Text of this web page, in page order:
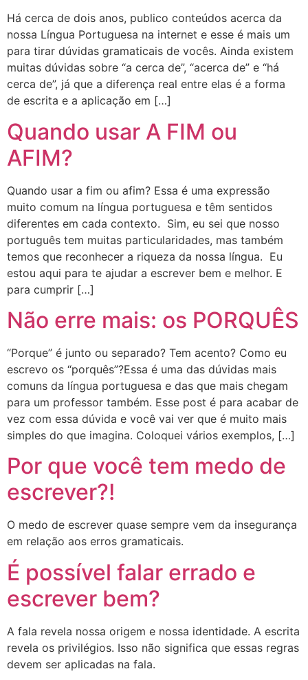
Há cerca de dois anos, publico conteúdos acerca da
nossa Língua Portuguesa na internet e esse é mais um
para tirar dúvidas gramaticais de vocês. Ainda existem
muitas dúvidas sobre “a cerca de”, “acerca de” e “há
cerca de”, já que a diferença real entre elas é a forma
de escrita e a aplicação em […]
Quando usar A FIM ou
AFIM?
Quando usar a fim ou afim? Essa é uma expressão
muito comum na língua portuguesa e têm sentidos
diferentes em cada contexto. Sim, eu sei que nosso
português tem muitas particularidades, mas também
temos que reconhecer a riqueza da nossa língua. Eu
estou aqui para te ajudar a escrever bem e melhor. E
para cumprir […]
Não erre mais: os PORQUÊS
“Porque” é junto ou separado? Tem acento? Como eu
escrevo os “porquês”?Essa é uma das dúvidas mais
comuns da língua portuguesa e das que mais chegam
para um professor também. Esse post é para acabar de
vez com essa dúvida e você vai ver que é muito mais
simples do que imagina. Coloquei vários exemplos, […]
Por que você tem medo de
escrever?!
O medo de escrever quase sempre vem da insegurança
em relação aos erros gramaticais.
É possível falar errado e
escrever bem?
A fala revela nossa origem e nossa identidade. A escrita
revela os privilégios. Isso não significa que essas regras
devem ser aplicadas na fala.